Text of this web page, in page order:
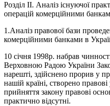
Розділ ІІ. Аналіз існуючої
операцій комерційними
1.Аналіз правової бази
комерційними банками в
10 січня 1998р. набрав
Верховною Радою України
нарешті, здійснено прорив у
нашій країні, створено
прийняття закону правові
практично відсутні.